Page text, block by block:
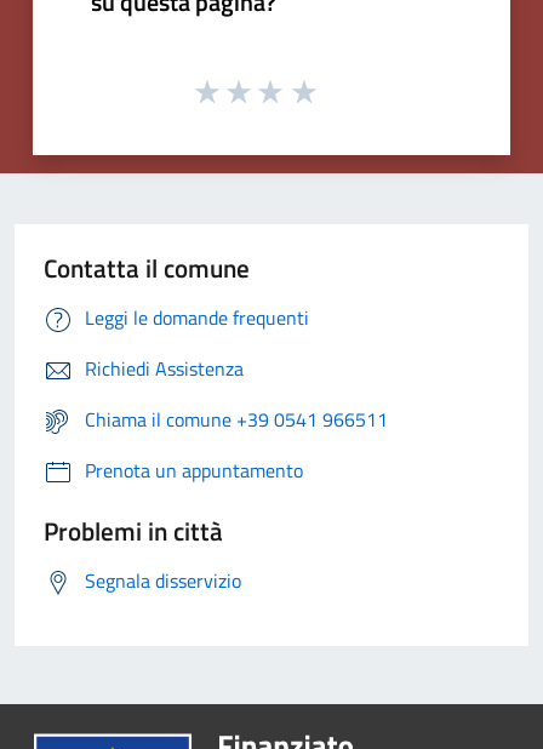
Contatta il comune
Leggi le domande frequenti
Richiedi Assistenza
Chiama il comune +39 0541 966511
Prenota un appuntamento
Problemi in città
Segnala disservizio